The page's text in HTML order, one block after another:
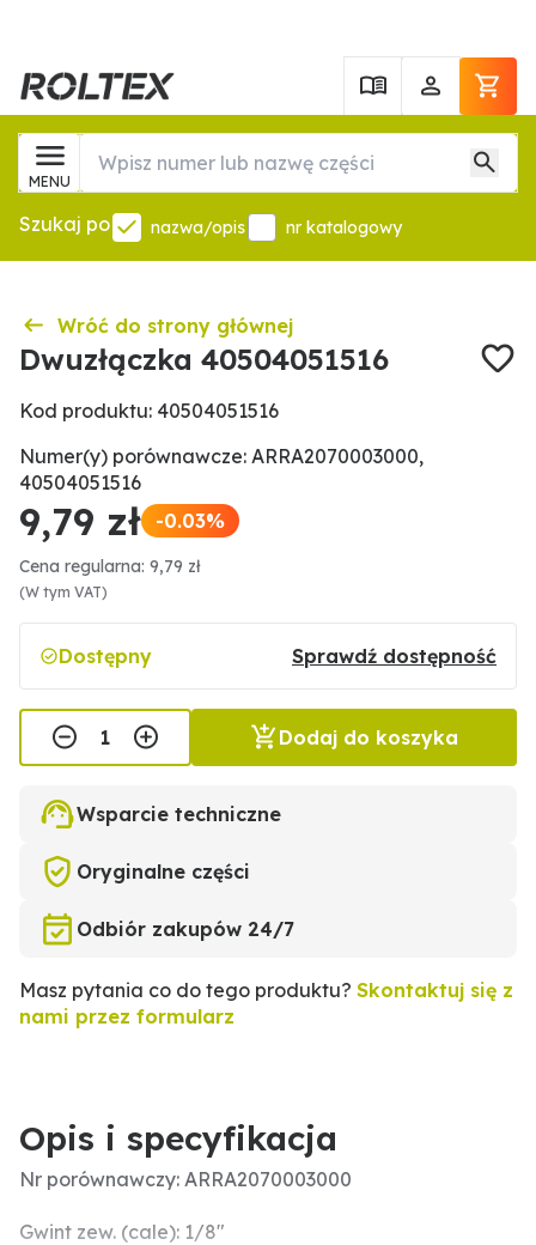
MENU
Szukaj po nazwa/opis nr katalogowy
Wróć do strony głównej
Dwuzłączka 40504051516
Kod produktu: 40504051516
Numer(y) porównawcze: ARRA2070003000,
40504051516
9,79 zł -0.03%
Cena regularna: 9,79 zł
(W tym VAT)
Dostępny Sprawdź dostępność
Dodaj do koszyka
Wsparcie techniczne
Oryginalne części
Odbiór zakupów 24/7
Masz pytania co do tego produktu? Skontaktuj się z
nami przez formularz
Opis i specyfikacja
Nr porównawczy: ARRA2070003000
Gwint zew. (cale): 1/8"